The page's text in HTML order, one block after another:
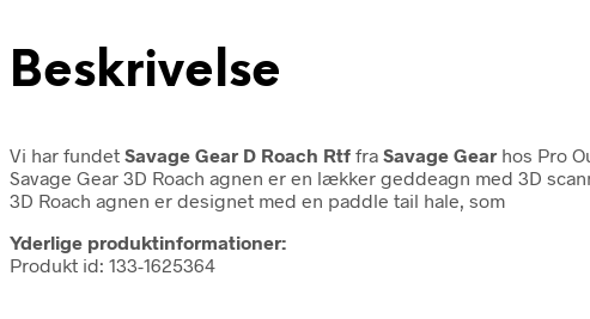
Beskrivelse
Vi har fundet Savage Gear D Roach Rtf fra Savage Gear hos Pro
Savage Gear 3D Roach agnen er en lækker geddeagn med 3D
3D Roach agnen er designet med en paddle tail hale, som
Yderlige produktinformationer:
Produkt id: 133-1625364